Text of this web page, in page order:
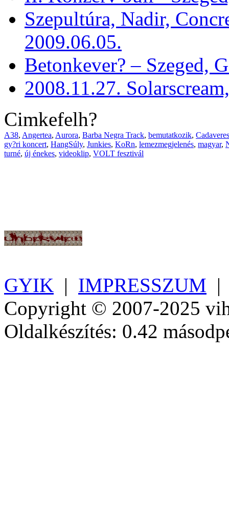
Szepultúra, Nadir,
2009.06.05.
Betonkever? – Szeged,
2008.11.27.
Cimkefelh?
A38, Angertea, Aurora, Barba Negra Track, bemutatkozik, Cadaveres
gy?ri koncert, HangSúly, Junkies, KoRn, lemezmegjelenés, magyar,
turné, új énekes, videoklip, VOLT fesztivál
GYIK | IMPRESSZUM
Copyright © 2007-2025
Oldalkészítés: 0.42